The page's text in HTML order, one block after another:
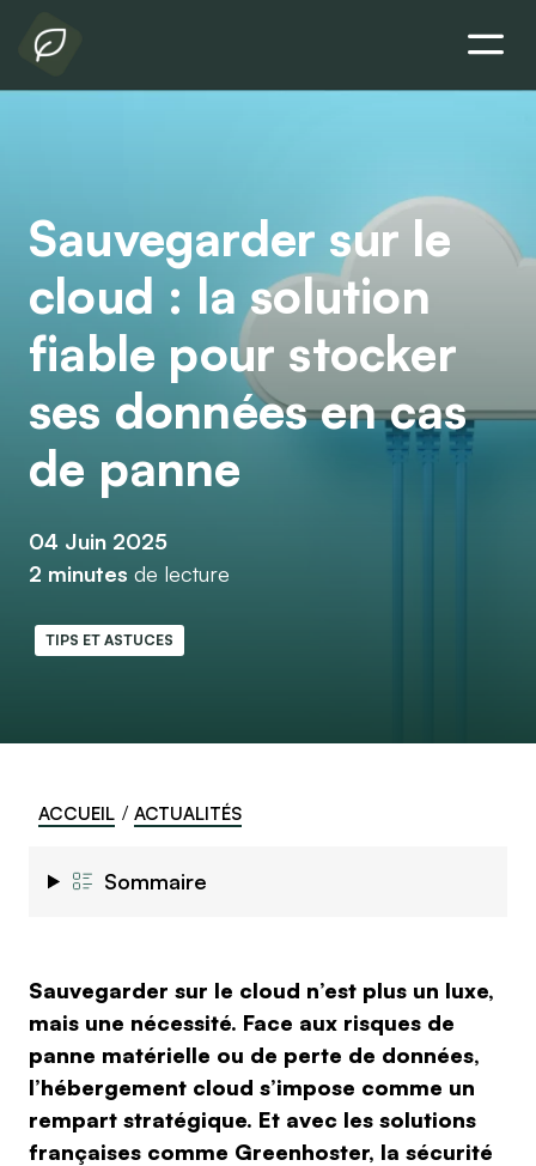
Sauvegarder sur le
cloud : la solution
fiable pour stocker
ses données en cas
de panne
04 Juin 2025
2 minutes de lecture
TIPS ET ASTUCES
ACCUEIL ACTUALITÉS
Sommaire
Sauvegarder sur le cloud n’est plus un luxe,
mais une nécessité. Face aux risques de
panne matérielle ou de perte de données,
l’hébergement cloud s’impose comme un
rempart stratégique. Et avec les solutions
françaises comme Greenhoster, la sécurité